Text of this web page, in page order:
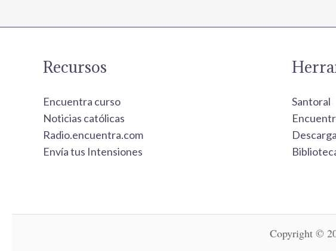
Recursos
Encuentra curso
Noticias católicas
Radio.encuentra.com
Envía tus Intensiones
Santoral
Copyright ©